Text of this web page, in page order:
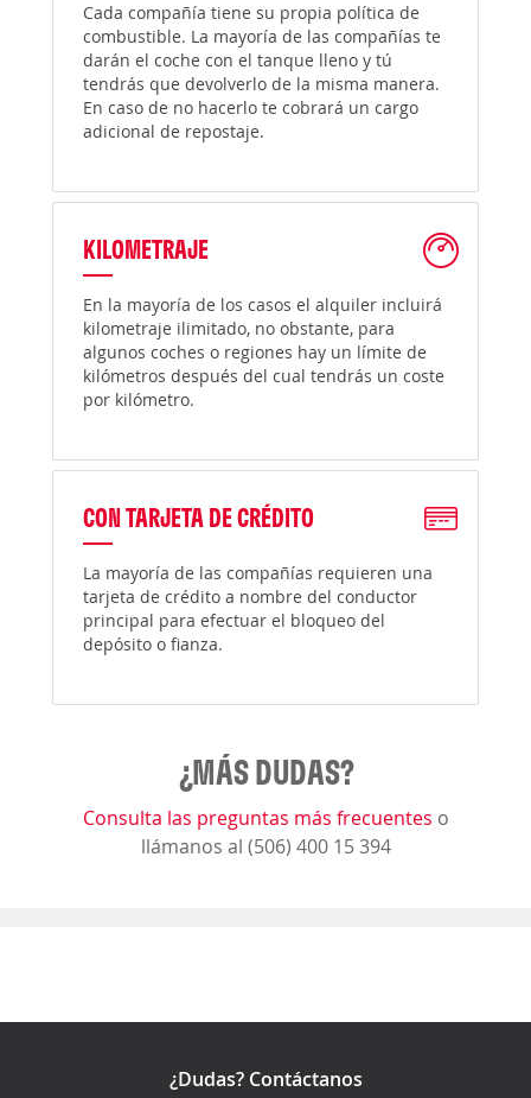
Cada compañía tiene su propia política de
combustible. La mayoría de las compañías te
darán el coche con el tanque lleno y tú
tendrás que devolverlo de la misma manera.
En caso de no hacerlo te cobrará un cargo
adicional de repostaje.
KILOMETRAJE
En la mayoría de los casos el alquiler incluirá
kilometraje ilimitado, no obstante, para
algunos coches o regiones hay un límite de
kilómetros después del cual tendrás un coste
por kilómetro.
CON TARJETA DE CRÉDITO
La mayoría de las compañías requieren una
tarjeta de crédito a nombre del conductor
principal para efectuar el bloqueo del
depósito o fianza.
¿MÁS DUDAS?
Consulta las preguntas más frecuentes o
llámanos al (506) 400 15 394
¿Dudas? Contáctanos